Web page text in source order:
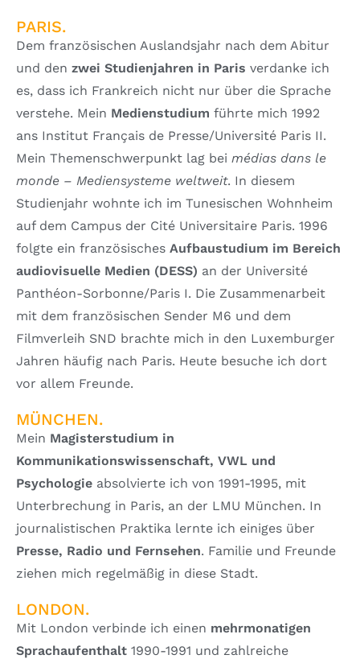
PARIS.
Dem französischen Auslandsjahr nach dem Abitur
und den zwei Studienjahren in Paris verdanke ich
es, dass ich Frankreich nicht nur über die Sprache
verstehe. Mein Medienstudium führte mich 1992
ans Institut Français de Presse/Université Paris II.
Mein Themenschwerpunkt lag bei médias dans le
monde – Mediensysteme weltweit. In diesem
Studienjahr wohnte ich im Tunesischen Wohnheim
auf dem Campus der Cité Universitaire Paris. 1996
folgte ein französisches Aufbaustudium im Bereich
audiovisuelle Medien (DESS) an der Université
Panthéon-Sorbonne/Paris I. Die Zusammenarbeit
mit dem französischen Sender M6 und dem
Filmverleih SND brachte mich in den Luxemburger
Jahren häufig nach Paris. Heute besuche ich dort
vor allem Freunde.
MÜNCHEN.
Mein Magisterstudium in
Kommunikationswissenschaft, VWL und
Psychologie absolvierte ich von 1991-1995, mit
Unterbrechung in Paris, an der LMU München. In
journalistischen Praktika lernte ich einiges über
Presse, Radio und Fernsehen. Familie und Freunde
ziehen mich regelmäßig in diese Stadt.
LONDON.
Mit London verbinde ich einen mehrmonatigen
Sprachaufenthalt 1990-1991 und zahlreiche